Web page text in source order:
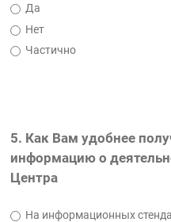
Да
Нет
Частично
5. Как Вам удобнее
информацию о
Центра
На информационных